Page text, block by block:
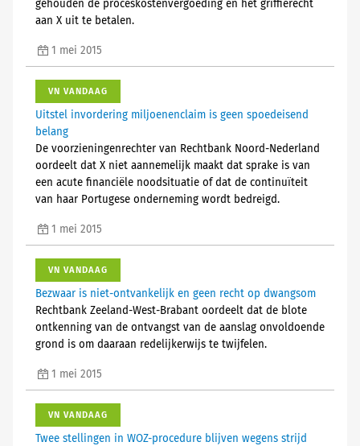
gehouden de proceskostenvergoeding en het griffierecht
aan X uit te betalen.
1 mei 2015
VN VANDAAG
Uitstel invordering miljoenenclaim is geen spoedeisend
belang
De voorzieningenrechter van Rechtbank Noord-Nederland
oordeelt dat X niet aannemelijk maakt dat sprake is van
een acute financiële noodsituatie of dat de continuïteit
van haar Portugese onderneming wordt bedreigd.
1 mei 2015
VN VANDAAG
Bezwaar is niet-ontvankelijk en geen recht op dwangsom
Rechtbank Zeeland-West-Brabant oordeelt dat de blote
ontkenning van de ontvangst van de aanslag onvoldoende
grond is om daaraan redelijkerwijs te twijfelen.
1 mei 2015
VN VANDAAG
Twee stellingen in WOZ-procedure blijven wegens strijd